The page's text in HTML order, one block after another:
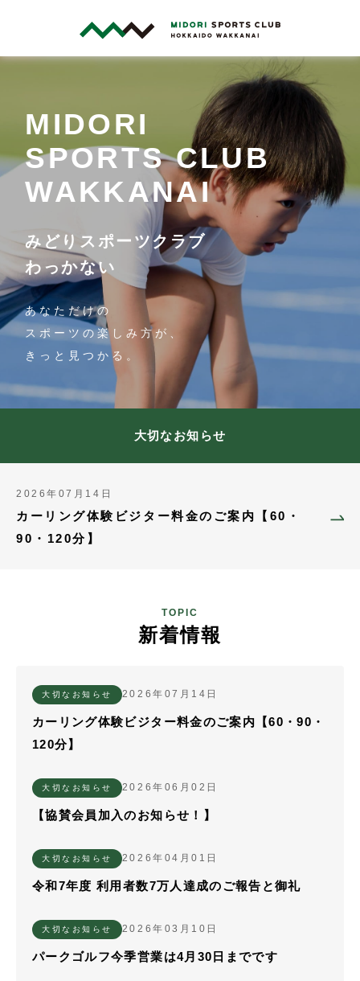
MIDORI
SPORTS CLUB
WAKKANAI
みどりスポーツクラブ
わっかない
あなただけの
スポーツの楽しみ方が、
きっと見つかる。
大切なお知らせ
2026年07月14日
カーリング体験ビジター料金のご案内【60・
90・120分】
TOPIC
新着情報
大切なお知らせ 2026年07月14日
カーリング体験ビジター料金のご案内【60・90・
120分】
大切なお知らせ 2026年06月02日
【協賛会員加入のお知らせ！】
大切なお知らせ 2026年04月01日
令和7年度 利用者数7万人達成のご報告と御礼
大切なお知らせ 2026年03月10日
パークゴルフ今季営業は4月30日までです